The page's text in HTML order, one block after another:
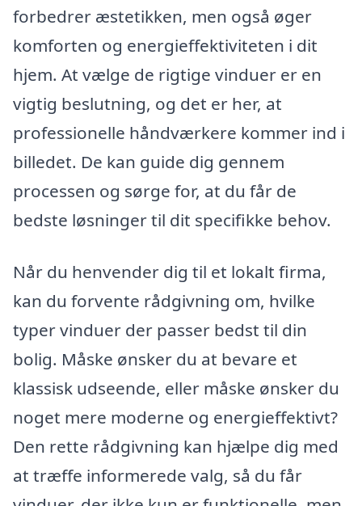
forbedrer æstetikken, men også øger
komforten og energieffektiviteten i dit
hjem. At vælge de rigtige vinduer er en
vigtig beslutning, og det er her, at
professionelle håndværkere kommer ind i
billedet. De kan guide dig gennem
processen og sørge for, at du får de
bedste løsninger til dit specifikke behov.
Når du henvender dig til et lokalt firma,
kan du forvente rådgivning om, hvilke
typer vinduer der passer bedst til din
bolig. Måske ønsker du at bevare et
klassisk udseende, eller måske ønsker du
noget mere moderne og energieffektivt?
Den rette rådgivning kan hjælpe dig med
at træffe informerede valg, så du får